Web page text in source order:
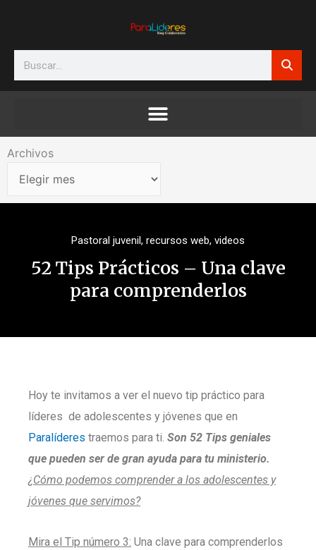
Search
Archivos
Archivos
Pastoral juvenil, recursos web, videos
52 Tips Prácticos – Una clave
para comprenderlos
Hoy te invitamos a ver el nuevo tip práctico para
líderes de adolescentes y jóvenes que en
Paralíderes traemos para ti. Son 52 Tips geniales
que pueden ser de gran ayuda para tu ministerio.
¿Cómo podemos comprender a los adolescentes y
jóvenes que servimos?
Mira el Tip número 3: Una clave para comprenderlos